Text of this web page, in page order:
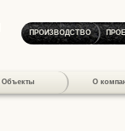
ПРОИЗВОДСТВО
Объекты О